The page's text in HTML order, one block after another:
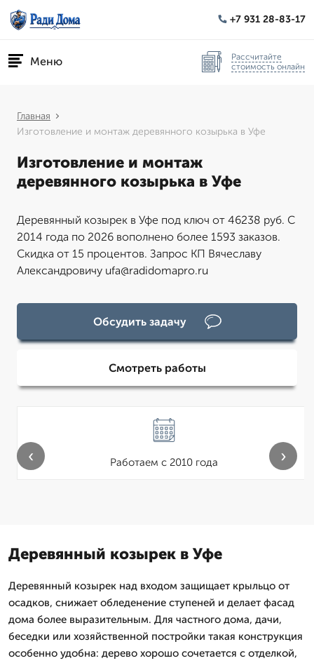
+7 931 28-83-17
Меню
Рассчитайте
стоимость онлайн
Главная
Изготовление и монтаж деревянного козырька в Уфе
Изготовление и монтаж
деревянного козырька в Уфе
Деревянный козырек в Уфе под ключ от 46238 руб. С
2014 года по 2026 вополнено более 1593 заказов.
Скидка от 15 процентов. Запрос КП Вячеславу
Александровичу ufa@radidomapro.ru
Обсудить задачу
Смотреть работы
Работаем с 2010 года
‹ ›
Деревянный козырек в Уфе
Деревянный козырек над входом защищает крыльцо от
осадков, снижает обледенение ступеней и делает фасад
дома более выразительным. Для частного дома, дачи,
беседки или хозяйственной постройки такая конструкция
особенно удобна: дерево хорошо сочетается с отделкой,